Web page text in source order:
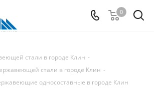
0
стали в городе Клин -
стали в городе Клин -
односоставные в городе Клин